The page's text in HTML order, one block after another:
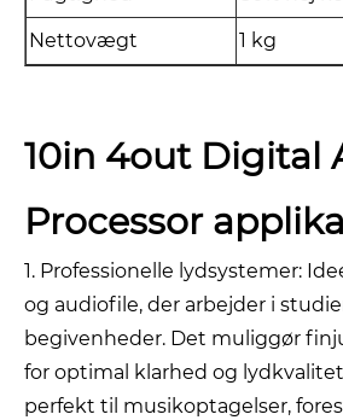
Nettovægt 1 kg
10in 4out Digital
Processor
1. Professionelle lydsystemer:
og audiofile, der arbejder i
begivenheder. Det muliggør
for optimal klarhed og
perfekt til musikoptagelser,